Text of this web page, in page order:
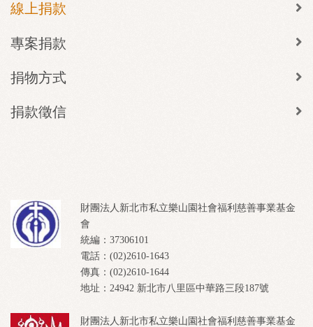
線上捐款
專案捐款
捐物方式
捐款徵信
財團法人新北市私立樂山園社會福利慈善事業基金
會
統編：37306101
電話：(02)2610-1643
傳真：(02)2610-1644
地址：24942 新北市八里區中華路三段187號
財團法人新北市私立樂山園社會福利慈善事業基金